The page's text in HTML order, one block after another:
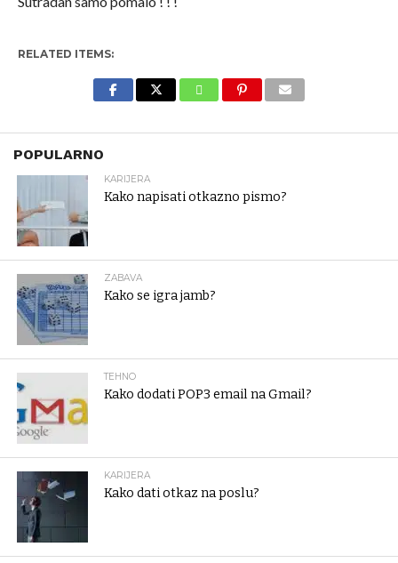
RELATED ITEMS:
POPULARNO
KARIJERA
Kako napisati otkazno pismo?
ZABAVA
Kako se igra jamb?
TEHNO
Kako dodati POP3 email na Gmail?
KARIJERA
Kako dati otkaz na poslu?